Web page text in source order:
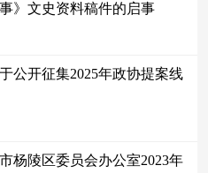
》文史资料稿件的启事
公开征集2025年政协提案线
杨陵区委员会办公室2023年